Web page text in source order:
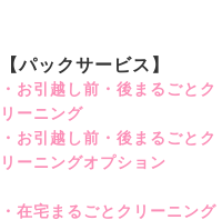
【パックサービス】
・お引越し前・後まるごとク
リーニング
・お引越し前・後まるごとク
リーニングオプション
・在宅まるごとクリーニング